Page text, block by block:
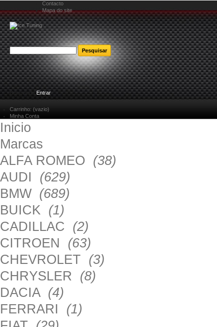
Contacto
Mapa do site
Bem-vindoEntrar
Carrinho: (vazio)
Minha Conta
Inicio
Marcas
ALFA ROMEO (38)
AUDI (629)
BMW (689)
BUICK (1)
CADILLAC (2)
CITROEN (63)
CHEVROLET (3)
CHRYSLER (8)
DACIA (4)
FERRARI (1)